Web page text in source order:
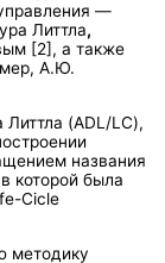
—
Литтла,
[2], а также
А.Ю.
Литтла (ADL/LC),
названия
которой была
Cicle
методику